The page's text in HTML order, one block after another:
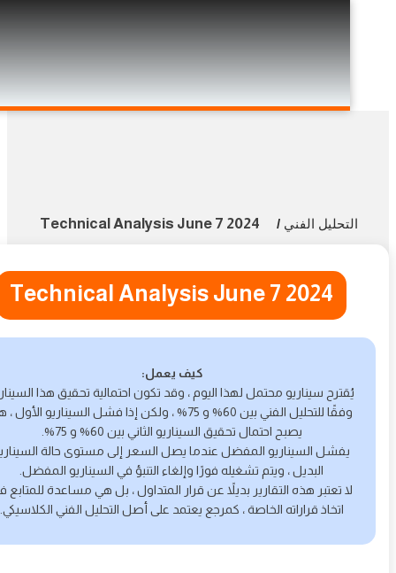
الفني/
Technical Analysis June 7 2024
Technical Analysis June 7 2024
كيف يعمل:
سيناريو محتمل لهذا اليوم ، وقد تكون احتمالية تحقيق هذا السيناريو
وفقًا للتحليل الفني بين 60% و 75% ، ولكن إذا فشل السيناريو الأول ، هنا
يصبح احتمال تحقيق السيناريو الثاني بين 60% و 75%.
يفشل السيناريو المفضل عندما يصل السعر إلى مستوى حالة السيناريو
البديل ، ويتم تشغيله فورًا وإلغاء التنبؤ في السيناريو المفضل.
تعتبر هذه التقارير بديلاً عن قرار المتداول ، بل هي مساعدة للمتابع في
اتخاذ قراراته الخاصة ، كمرجع يعتمد على أصل التحليل الفني الكلاسيكي.